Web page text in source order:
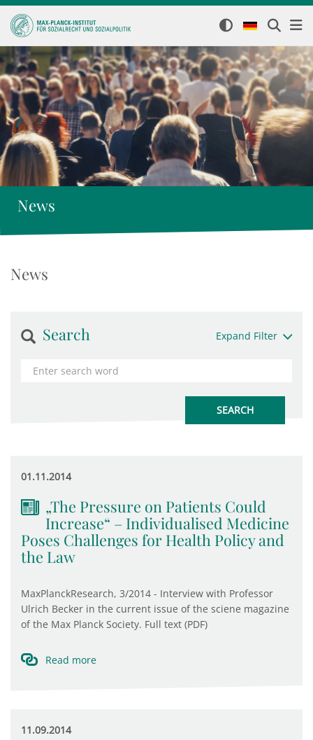
News
News
Search Expand Filter
01.11.2014
„The Pressure on Patients Could
Increase“ – Individualised Medicine
Poses Challenges for Health Policy and
the Law
MaxPlanckResearch, 3/2014 - Interview with Professor
Ulrich Becker in the current issue of the sciene magazine
of the Max Planck Society. Full text (PDF)
Read more
11.09.2014